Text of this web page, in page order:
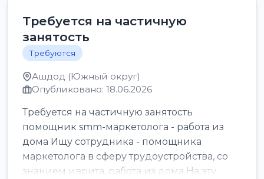
Требуется на частичную
занятость
Требуются
Ашдод (Южный округ)
Опубликовано: 18.06.2026
Требуется на частичную занятость
помощник smm-маркетолога - работа из
дома Ищу сотрудника - помощника
маркетолога в сферу трудоустройства, со
знанием иврита, работа из дома На эту